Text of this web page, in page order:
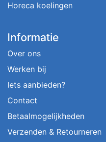
Horeca koelingen
Informatie
Over ons
Werken bij
Iets aanbieden?
Contact
Betaalmogelijkheden
Verzenden & Retourneren